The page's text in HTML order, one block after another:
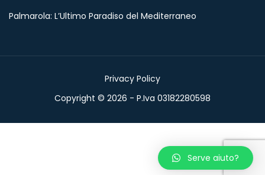
Palmarola: L’Ultimo Paradiso del Mediterraneo
Copyright © 2026 - P.Iva 03182280598
Privacy Policy
Serve aiuto?